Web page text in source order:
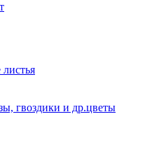
гвоздики и др.цветы